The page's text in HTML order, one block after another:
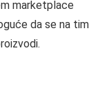
marketplace
da se na tim